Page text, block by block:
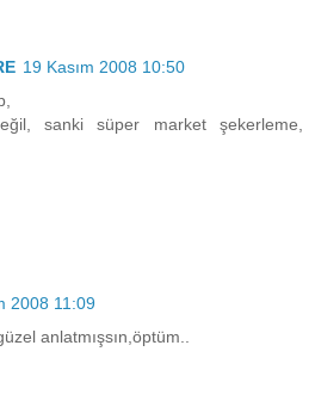
19 Kasım 2008 10:50
sanki süper market şekerleme,
2008 11:09
anlatmışsın,öptüm..